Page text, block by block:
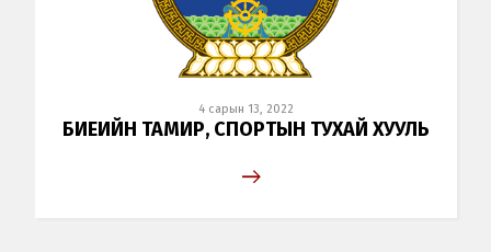
4 сарын 13, 2022
БИЕИЙН ТАМИР, СПОРТЫН ТУХАЙ ХУУЛЬ